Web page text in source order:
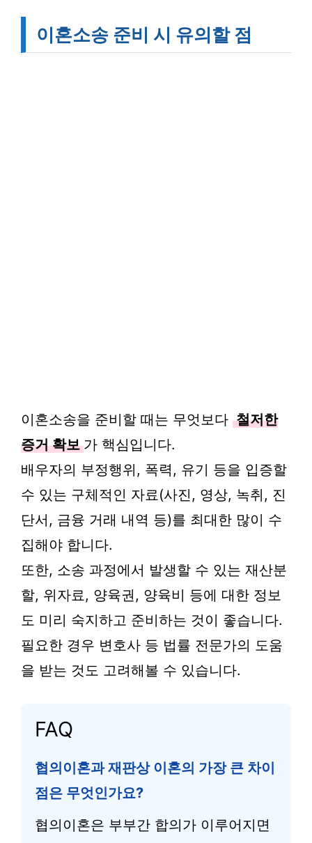
이혼소송 준비 시 유의할 점
이혼소송을 준비할 때는 무엇보다 철저한
증거 확보 가 핵심입니다.
배우자의 부정행위, 폭력, 유기 등을 입증할
수 있는 구체적인 자료(사진, 영상, 녹취, 진
단서, 금융 거래 내역 등)를 최대한 많이 수
집해야 합니다.
또한, 소송 과정에서 발생할 수 있는 재산분
할, 위자료, 양육권, 양육비 등에 대한 정보
도 미리 숙지하고 준비하는 것이 좋습니다.
필요한 경우 변호사 등 법률 전문가의 도움
을 받는 것도 고려해볼 수 있습니다.
FAQ
협의이혼과 재판상 이혼의 가장 큰 차이
점은 무엇인가요?
협의이혼은 부부간 합의가 이루어지면